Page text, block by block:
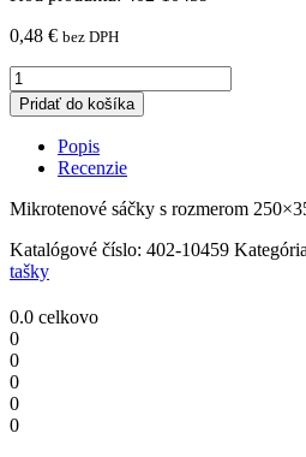
0,48 € bez DPH
Mikroténové
vrecká
250x350
8mic
50
Pridať do košíka
Popis
Recenzie
Mikrotenové sáčky s rozmerom
Katalógové číslo: 402-10459
tašky
0.0 celkovo
0
0
0
0
0